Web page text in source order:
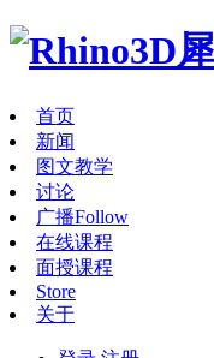
首页
新闻
图文教学
讨论
广播Follow
在线课程
面授课程
Store
关于